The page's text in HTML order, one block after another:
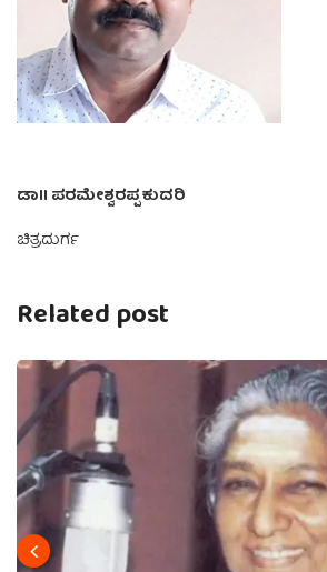
ಡಾII ಪರಮೇಶ್ವರಪ್ಪ ಕುದರಿ
ಚಿತ್ರದುರ್ಗ
Related post